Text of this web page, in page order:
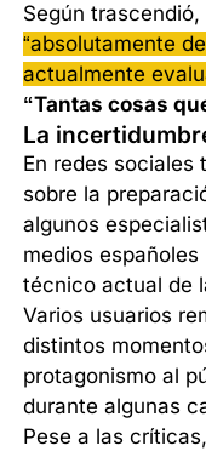
Según trascendió,
“absolutamente
actualmente
“Tantas cosas
La
En redes sociales
sobre la
algunos
medios
técnico actual de
Varios usuarios
distintos
protagonismo al
durante algunas
Pese a las